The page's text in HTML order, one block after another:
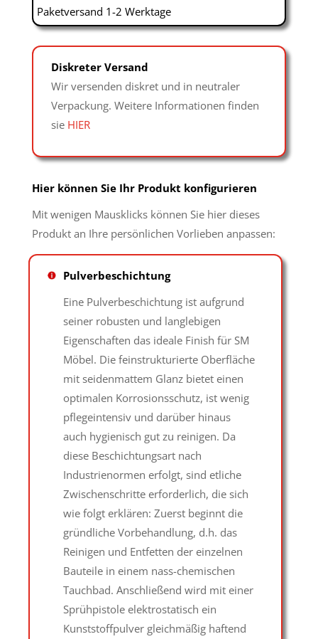
Paketversand 1-2 Werktage
Diskreter Versand
Wir versenden diskret und in neutraler
Verpackung. Weitere Informationen finden
sie HIER
Hier können Sie Ihr Produkt konfigurieren
Mit wenigen Mausklicks können Sie hier dieses
Produkt an Ihre persönlichen Vorlieben anpassen:
Pulverbeschichtung
Eine Pulverbeschichtung ist aufgrund
seiner robusten und langlebigen
Eigenschaften das ideale Finish für SM
Möbel. Die feinstrukturierte Oberfläche
mit seidenmattem Glanz bietet einen
optimalen Korrosionsschutz, ist wenig
pflegeintensiv und darüber hinaus
auch hygienisch gut zu reinigen. Da
diese Beschichtungsart nach
Industrienormen erfolgt, sind etliche
Zwischenschritte erforderlich, die sich
wie folgt erklären: Zuerst beginnt die
gründliche Vorbehandlung, d.h. das
Reinigen und Entfetten der einzelnen
Bauteile in einem nass-chemischen
Tauchbad. Anschließend wird mit einer
Sprühpistole elektrostatisch ein
Kunststoffpulver gleichmäßig haftend